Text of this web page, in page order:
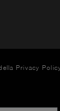
Privacy